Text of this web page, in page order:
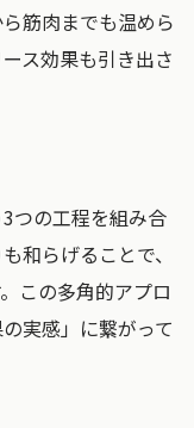
筋肉までも温めら
ス効果も引き出さ
つの工程を組み合
和らげることで、
この多角的アプロ
実感」に繋がって